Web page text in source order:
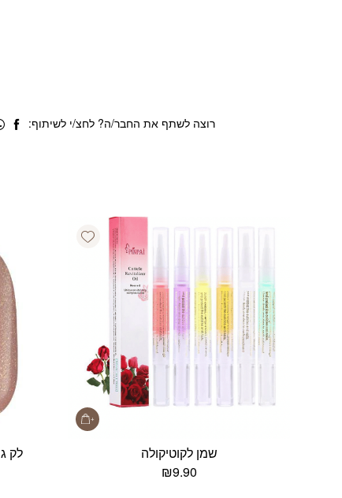
רוצה לשתף את החבר/ה? לחצ/י לשיתוף:
Add wishlist
שמן לקוטיקולה
₪9.90